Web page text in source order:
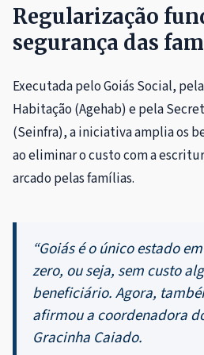
Regularização
segurança das
Executada pelo Goiás Social,
Habitação (Agehab) e pela
(Seinfra), a iniciativa amplia os
ao eliminar o custo com a
arcado pelas famílias.
“Goiás é o único estado
zero, ou seja, sem custo
beneficiário. Agora,
afirmou a coordenadora
Gracinha Caiado.